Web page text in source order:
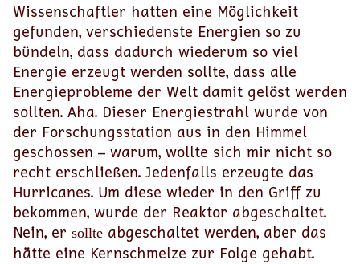
Wissenschaftler hatten eine Möglichkeit
gefunden, verschiedenste Energien so zu
bündeln, dass dadurch wiederum so viel
Energie erzeugt werden sollte, dass alle
Energieprobleme der Welt damit gelöst werden
sollten. Aha. Dieser Energiestrahl wurde von
der Forschungsstation aus in den Himmel
geschossen – warum, wollte sich mir nicht so
recht erschließen. Jedenfalls erzeugte das
Hurricanes. Um diese wieder in den Griff zu
bekommen, wurde der Reaktor abgeschaltet.
Nein, er sollte abgeschaltet werden, aber das
hätte eine Kernschmelze zur Folge gehabt.